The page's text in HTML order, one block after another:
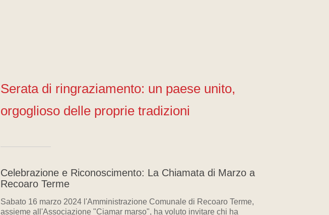
Serata di ringraziamento: un paese unito,
orgoglioso delle proprie tradizioni
Celebrazione e Riconoscimento: La Chiamata di Marzo a
Recoaro Terme
Sabato 16 marzo 2024 l'Amministrazione Comunale di Recoaro Terme,
assieme all'Associazione "Ciamar marso", ha voluto invitare chi ha